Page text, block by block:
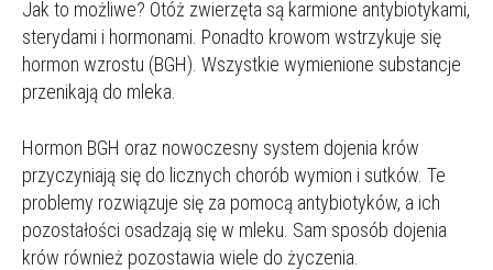
Jak to możliwe? Otóż zwierzęta są karmione antybiotykami,
sterydami i hormonami. Ponadto krowom wstrzykuje się
hormon wzrostu (BGH). Wszystkie wymienione substancje
przenikają do mleka.
Hormon BGH oraz nowoczesny system dojenia krów
przyczyniają się do licznych chorób wymion i sutków. Te
problemy rozwiązuje się za pomocą antybiotyków, a ich
pozostałości osadzają się w mleku. Sam sposób dojenia
krów również pozostawia wiele do życzenia.